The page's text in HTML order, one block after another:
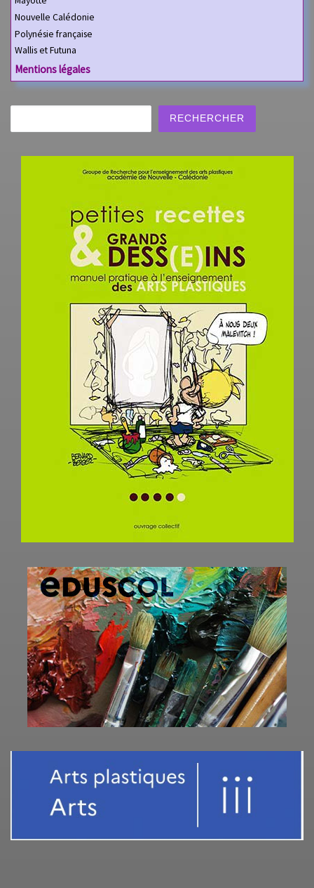
Nouvelle Calédonie
Polynésie française
Wallis et Futuna
Mentions légales
RECHERCHER